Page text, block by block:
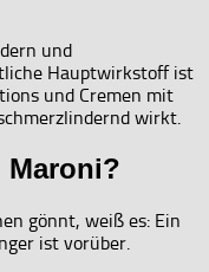
und
Hauptwirkstoff ist
und Cremen mit
wirkt.
Maroni?
gönnt, weiß es: Ein
ist vorüber.